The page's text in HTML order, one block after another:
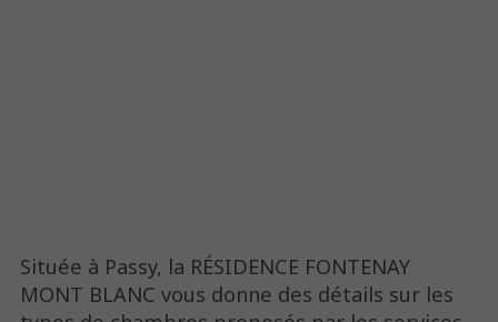
Située à Passy, la RÉSIDENCE FONTENAY
MONT BLANC vous donne des détails sur les